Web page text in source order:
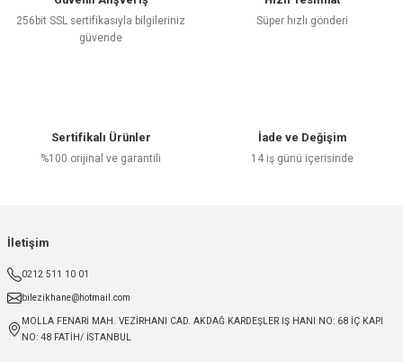
256bit SSL sertifikasıyla bilgileriniz
güvende
Süper hızlı gönderi
Sertifikalı Ürünler
%100 orijinal ve garantili
İade ve Değişim
14 iş günü içerisinde
İletişim
0212 511 10 01
bilezikhane@hotmail.com
MOLLA FENARİ MAH. VEZİRHANI CAD. AKDAĞ KARDEŞLER IŞ HANI NO: 68 İÇ KAPI
NO: 48 FATİH/ İSTANBUL